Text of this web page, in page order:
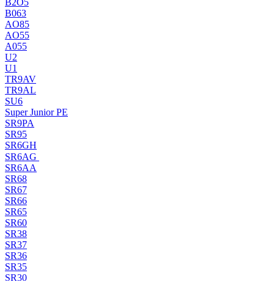
B063
AO85
AO55
A055
U2
U1
TR9AV
TR9AL
SU6
Super Junior PE
SR9PA
SR95
SR6GH
SR6AG
SR6AA
SR68
SR67
SR66
SR65
SR60
SR38
SR37
SR36
SR35
SR30